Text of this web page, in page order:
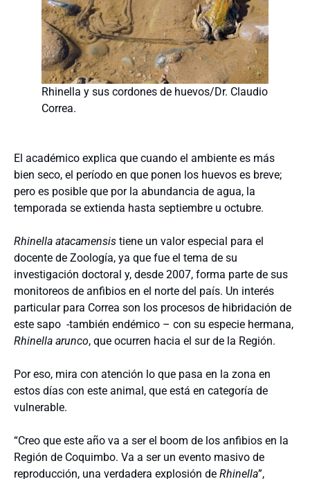
Rhinella y sus cordones de huevos/Dr. Claudio
Correa.
El académico explica que cuando el ambiente es más
bien seco, el período en que ponen los huevos es breve;
pero es posible que por la abundancia de agua, la
temporada se extienda hasta septiembre u octubre.
Rhinella atacamensis tiene un valor especial para el
docente de Zoología, ya que fue el tema de su
investigación doctoral y, desde 2007, forma parte de sus
monitoreos de anfibios en el norte del país. Un interés
particular para Correa son los procesos de hibridación de
este sapo -también endémico – con su especie hermana,
Rhinella arunco, que ocurren hacia el sur de la Región.
Por eso, mira con atención lo que pasa en la zona en
estos días con este animal, que está en categoría de
vulnerable.
“Creo que este año va a ser el boom de los anfibios en la
Región de Coquimbo. Va a ser un evento masivo de
reproducción, una verdadera explosión de Rhinella”,